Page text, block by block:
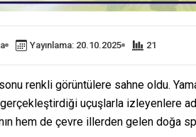
Yayınlama: 20.10.2025 21
renkli görüntülere sahne oldu.
gerçekleştirdiği uçuşlarla izleyenlere
hem de çevre illerden gelen doğa